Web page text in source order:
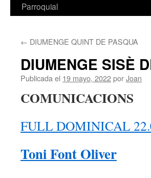
Parroquial
← DIUMENGE QUINT DE PASQUA
DIUMENGE SISÈ
Publicada el 19 mayo, 2022porJoan
COMUNICACIONS
FULL DOMINICAL
Toni Font Oliver